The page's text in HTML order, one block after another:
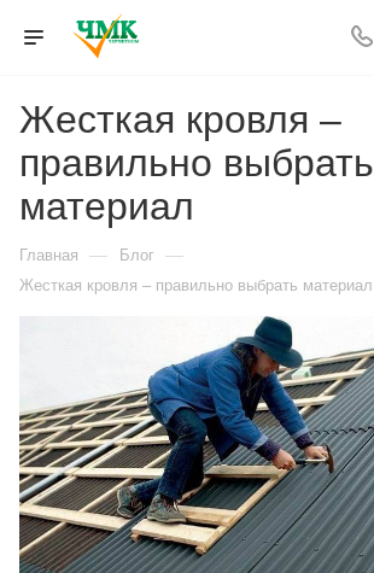
Жесткая кровля –
правильно выбрать
материал
Главная — Блог —
Жесткая кровля – правильно выбрать материал